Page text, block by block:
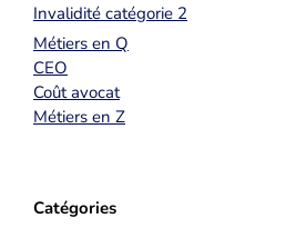
Invalidité catégorie 2
Métiers en Q
CEO
Coût avocat
Métiers en Z
Catégories